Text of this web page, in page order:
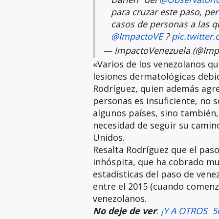
para cruzar este paso,
casos de personas a las
@ImpactoVE?
— ImpactoVenezuela
«Varios de los venezolanos
lesiones dermatológicas
Rodríguez, quien además
personas es insuficiente, no
algunos países, sino
necesidad de seguir su
Unidos.
Resalta Rodríguez que el
inhóspita, que ha cobrado
estadísticas del paso de
entre el 2015 (cuando
venezolanos.
No deje de ver: ¡Y A OTROS